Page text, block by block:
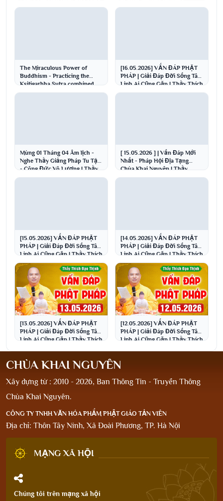
Thích Đạo Thịnh
Venerable Thich...
The Miraculous Power of
Buddhism - Practicing the
Ksitigarbha Sutra combined
with taking peppermi...
[16.05.2026] VẤN ĐÁP PHẬT
PHÁP | Giải Đáp Đời Sống Tâm
Linh Ai Cũng Gặp | Thầy Thích
Đạo Thịnh
Mùng 01 Tháng 04 Âm lịch -
Nghe Thầy Giảng Pháp Tu Tập
- Công Đức Vô Lượng | Thầy
Thích Đạo Thịnh
[ 15.05.2026 ] | Vấn Đáp Mới
Nhất - Pháp Hội Địa Tạng
Chùa Khai Nguyên | Thầy
Thích Đạo Thịnh
[15.05.2026] VẤN ĐÁP PHẬT
PHÁP | Giải Đáp Đời Sống Tâm
Linh Ai Cũng Gặp | Thầy Thích
Đạo Thịnh
[14.05.2026] VẤN ĐÁP PHẬT
PHÁP | Giải Đáp Đời Sống Tâm
Linh Ai Cũng Gặp | Thầy Thích
Đạo Thịnh
[13.05.2026] VẤN ĐÁP PHẬT
PHÁP | Giải Đáp Đời Sống Tâm
Linh Ai Cũng Gặp | Thầy Thích
[12.05.2026] VẤN ĐÁP PHẬT
PHÁP | Giải Đáp Đời Sống Tâm
Linh Ai Cũng Gặp | Thầy Thích
CHÙA KHAI NGUYÊN
Xây dựng từ : 2010 - 2026, Ban Thông Tin - Truyền Thông
Chùa Khai Nguyên.
CÔNG TY TNHH VĂN HÓA PHẨM PHẬT GIÁO TẢN VIÊN
Địa chỉ: Thôn Tây Ninh, Xã Đoài Phương, TP. Hà Nội
MẠNG XÃ HỘI
Chúng tôi trên mạng xã hội